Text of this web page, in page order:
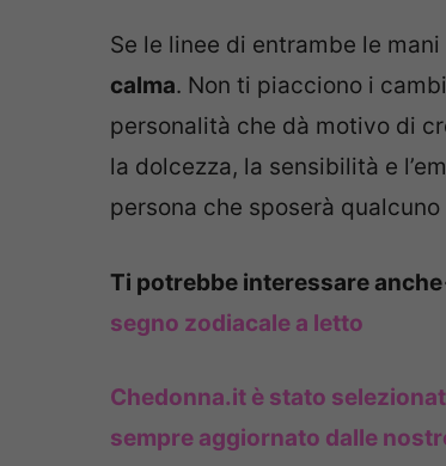
Se le linee di entrambe le mani
calma. Non ti piacciono i
personalità che dà motivo di
la dolcezza, la sensibilità e
persona che sposerà
Ti potrebbe interessare
segno zodiacale a letto
Chedonna.it è stato
sempre aggiornato dalle